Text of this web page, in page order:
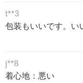
t**3
包装もいいです。い
j**8
着心地：悪い